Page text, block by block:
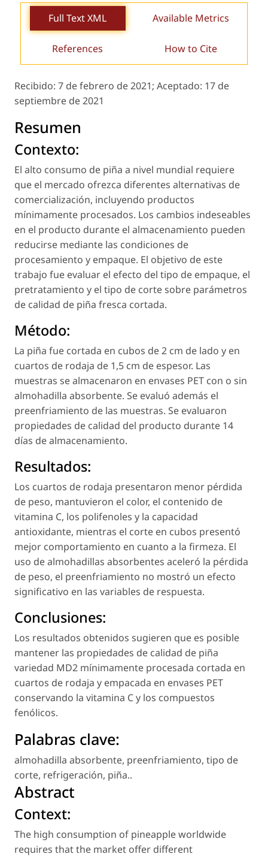
Full Text XML Available Metrics
References How to Cite
Recibido: 7 de febrero de 2021; Aceptado: 17 de
septiembre de 2021
Resumen
Contexto:
El alto consumo de piña a nivel mundial requiere
que el mercado ofrezca diferentes alternativas de
comercialización, incluyendo productos
mínimamente procesados. Los cambios indeseables
en el producto durante el almacenamiento pueden
reducirse mediante las condiciones de
procesamiento y empaque. El objetivo de este
trabajo fue evaluar el efecto del tipo de empaque, el
pretratamiento y el tipo de corte sobre parámetros
de calidad de piña fresca cortada.
Método:
La piña fue cortada en cubos de 2 cm de lado y en
cuartos de rodaja de 1,5 cm de espesor. Las
muestras se almacenaron en envases PET con o sin
almohadilla absorbente. Se evaluó además el
preenfriamiento de las muestras. Se evaluaron
propiedades de calidad del producto durante 14
días de almacenamiento.
Resultados:
Los cuartos de rodaja presentaron menor pérdida
de peso, mantuvieron el color, el contenido de
vitamina C, los polifenoles y la capacidad
antioxidante, mientras el corte en cubos presentó
mejor comportamiento en cuanto a la firmeza. El
uso de almohadillas absorbentes aceleró la pérdida
de peso, el preenfriamiento no mostró un efecto
significativo en las variables de respuesta.
Conclusiones:
Los resultados obtenidos sugieren que es posible
mantener las propiedades de calidad de piña
variedad MD2 mínimamente procesada cortada en
cuartos de rodaja y empacada en envases PET
conservando la vitamina C y los compuestos
fenólicos.
Palabras clave:
almohadilla absorbente, preenfriamiento, tipo de
corte, refrigeración, piña..
Abstract
Context:
The high consumption of pineapple worldwide
requires that the market offer different